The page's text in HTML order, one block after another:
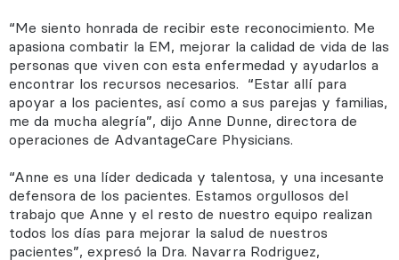
“Me siento honrada de recibir este reconocimiento. Me
apasiona combatir la EM, mejorar la calidad de vida de las
personas que viven con esta enfermedad y ayudarlos a
encontrar los recursos necesarios. “Estar allí para
apoyar a los pacientes, así como a sus parejas y familias,
me da mucha alegría”, dijo Anne Dunne, directora de
operaciones de AdvantageCare Physicians.
“Anne es una líder dedicada y talentosa, y una incesante
defensora de los pacientes. Estamos orgullosos del
trabajo que Anne y el resto de nuestro equipo realizan
todos los días para mejorar la salud de nuestros
pacientes”, expresó la Dra. Navarra Rodriguez,